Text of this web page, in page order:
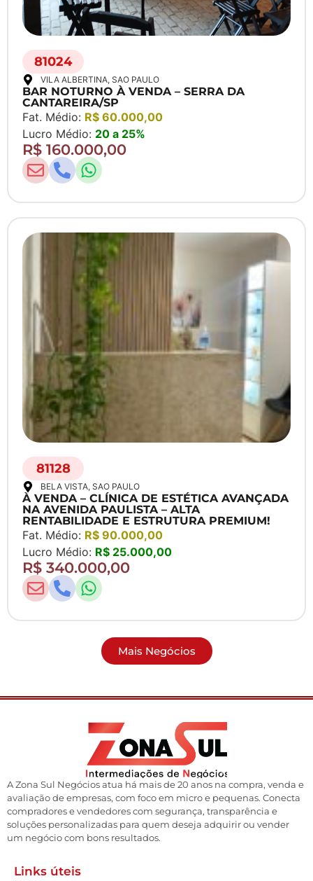
81024
VILA ALBERTINA, SAO PAULO
BAR NOTURNO À VENDA – SERRA DA
CANTAREIRA/SP
Fat. Médio: R$ 60.000,00
Lucro Médio: 20 a 25%
R$ 160.000,00
81128
BELA VISTA, SAO PAULO
À VENDA – CLÍNICA DE ESTÉTICA AVANÇADA
NA AVENIDA PAULISTA – ALTA
RENTABILIDADE E ESTRUTURA PREMIUM!
Fat. Médio: R$ 90.000,00
Lucro Médio: R$ 25.000,00
R$ 340.000,00
Mais Negócios
A Zona Sul Negócios atua há mais de 20 anos na compra, venda e
avaliação de empresas, com foco em micro e pequenas. Conecta
compradores e vendedores com segurança, transparência e
soluções personalizadas para quem deseja adquirir ou vender
um negócio com bons resultados.
Links úteis